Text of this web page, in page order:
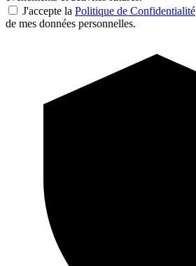
J'accepte la Politique de Confidentialité
de mes données personnelles.